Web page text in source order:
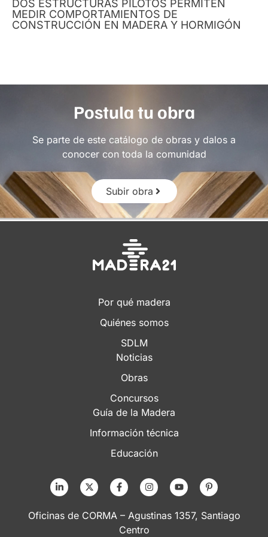
DOS ESTRUCTURAS PILOTOS PERMITEN
MEDIR COMPORTAMIENTOS DE
CONSTRUCCIÓN EN MADERA Y HORMIGÓN
Postula tu obra
Se parte de este catálogo de obras y dalos a
conocer con toda la comunidad
Subir obra
Por qué madera
Quiénes somos
SDLM
Noticias
Obras
Concursos
Guía de la Madera
Información técnica
Educación
Oficinas de CORMA – Agustinas 1357, Santiago
Centro